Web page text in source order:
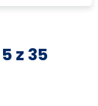
z 35